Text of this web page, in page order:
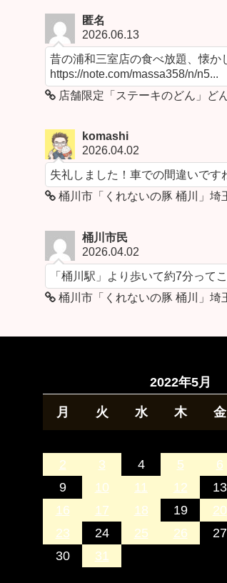
匿名
2026.06.13
昔の浦和三室店の食べ放題、懐
https://note.com/massa358/n/n5...
店舗限定「ステーキのどん」ど
komashi
2026.04.02
失礼しました！車での間違いです
桶川市「くれないの豚 桶川」埼
桶川市民
2026.04.02
「桶川駅」より歩いて約7分って
桶川市「くれないの豚 桶川」埼
2022年5月
月 火 水 木 金
2
3 4 5 6
9
10 11 12 13
16
17 18 19 20
23
24 25 26 27
30
31